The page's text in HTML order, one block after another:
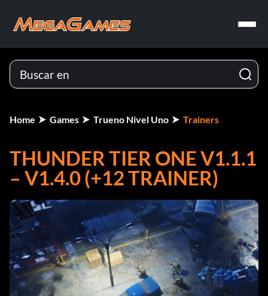
Home Games Trueno Nivel Uno Trainers
THUNDER TIER ONE V1.1.1
– V1.4.0 (+12 TRAINER)